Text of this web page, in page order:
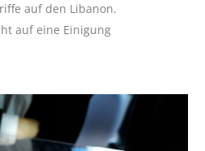
auf den Libanon.
auf eine Einigung